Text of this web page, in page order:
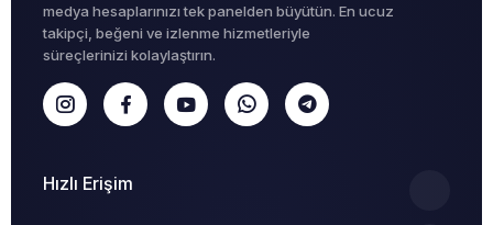
medya hesaplarınızı tek panelden büyütün. En ucuz
takipçi, beğeni ve izlenme hizmetleriyle
süreçlerinizi kolaylaştırın.
Hızlı Erişim